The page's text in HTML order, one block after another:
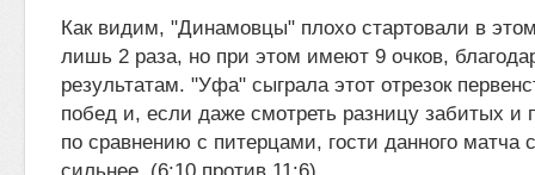
Как видим, "Динамовцы" плохо стартовали в
лишь 2 раза, но при этом имеют 9 очков,
результатам. "Уфа" сыграла этот отрезок
побед и, если даже смотреть разницу забитых
по сравнению с питерцами, гости данного матча